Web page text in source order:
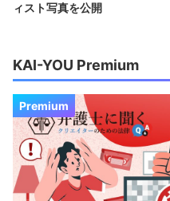
ィスト写真を公開
KAI-YOU Premium
Premium